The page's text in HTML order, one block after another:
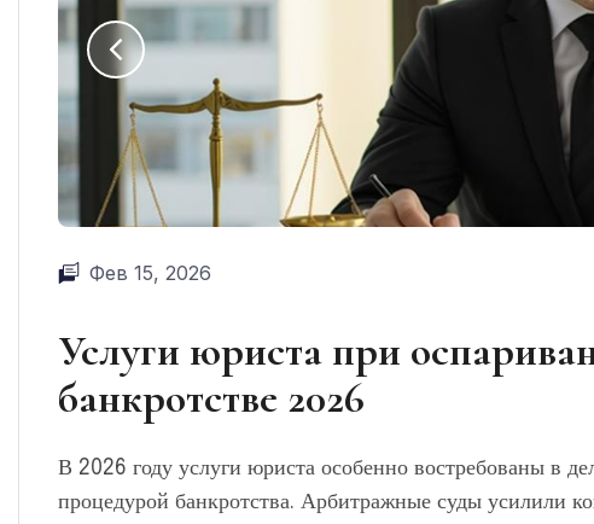
Фев 15, 2026
Услуги юриста при
банкротстве 2026
В 2026 году услуги юриста особенно востребованы в
процедурой банкротства. Арбитражные суды усилили